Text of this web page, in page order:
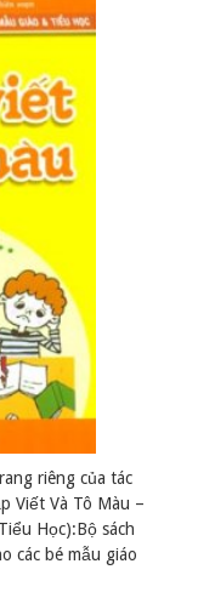
riêng của tác
Viết Và Tô Màu –
Học):Bộ sách
các bé mẫu giáo